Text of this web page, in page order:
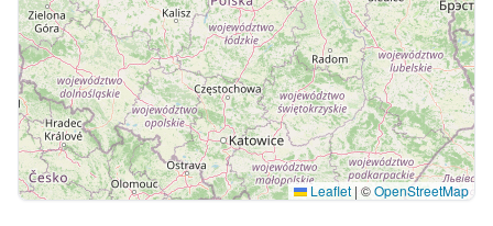
Leaflet | ©OpenStreetMap